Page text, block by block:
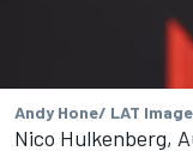
Andy Hone/ LAT
Nico Hulkenberg,